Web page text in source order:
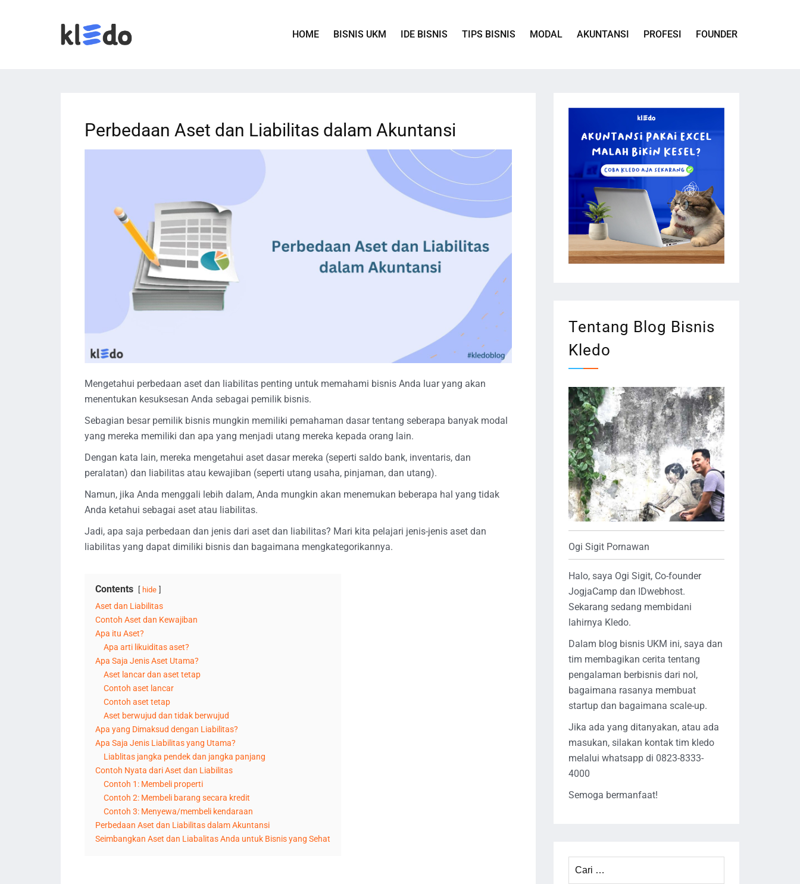
HOME BISNIS UKM IDE BISNIS TIPS BISNIS MODAL AKUNTANSI PROFESI FOUNDER
Perbedaan Aset dan Liabilitas dalam Akuntansi
Mengetahui perbedaan aset dan liabilitas penting untuk memahami bisnis Anda luar yang akan
menentukan kesuksesan Anda sebagai pemilik bisnis.
Sebagian besar pemilik bisnis mungkin memiliki pemahaman dasar tentang seberapa banyak modal
yang mereka memiliki dan apa yang menjadi utang mereka kepada orang lain.
Dengan kata lain, mereka mengetahui aset dasar mereka (seperti saldo bank, inventaris, dan
peralatan) dan liabilitas atau kewajiban (seperti utang usaha, pinjaman, dan utang).
Namun, jika Anda menggali lebih dalam, Anda mungkin akan menemukan beberapa hal yang tidak
Anda ketahui sebagai aset atau liabilitas.
Jadi, apa saja perbedaan dan jenis dari aset dan liabilitas? Mari kita pelajari jenis-jenis aset dan
liabilitas yang dapat dimiliki bisnis dan bagaimana mengkategorikannya.
Contents hide
Aset dan Liabilitas
Contoh Aset dan Kewajiban
Apa itu Aset?
Apa arti likuiditas aset?
Apa Saja Jenis Aset Utama?
Aset lancar dan aset tetap
Contoh aset lancar
Contoh aset tetap
Aset berwujud dan tidak berwujud
Apa yang Dimaksud dengan Liabilitas?
Apa Saja Jenis Liabilitas yang Utama?
Liablitas jangka pendek dan jangka panjang
Contoh Nyata dari Aset dan Liabilitas
Contoh 1: Membeli properti
Contoh 2: Membeli barang secara kredit
Contoh 3: Menyewa/membeli kendaraan
Perbedaan Aset dan Liabilitas dalam Akuntansi
Seimbangkan Aset dan Liabalitas Anda untuk Bisnis yang Sehat
Tentang Blog Bisnis
Kledo
Ogi Sigit Pornawan
Halo, saya Ogi Sigit, Co-founder
JogjaCamp dan IDwebhost.
Sekarang sedang membidani
lahirnya Kledo.
Dalam blog bisnis UKM ini, saya dan
tim membagikan cerita tentang
pengalaman berbisnis dari nol,
bagaimana rasanya membuat
startup dan bagaimana scale-up.
Jika ada yang ditanyakan, atau ada
masukan, silakan kontak tim kledo
melalui whatsapp di 0823-8333-
4000
Semoga bermanfaat!
untuk: